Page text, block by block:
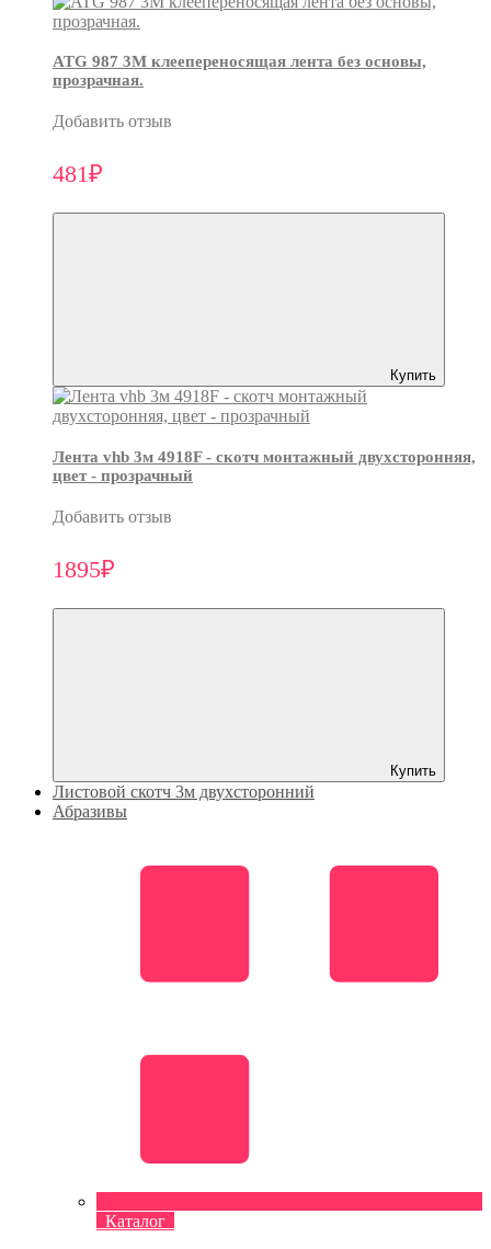
ATG 987 3М клеепереносящая лента без основы,
прозрачная.
Добавить отзыв
481₽
Купить
Лента vhb 3м 4918F - скотч монтажный двухсторонняя,
цвет - прозрачный
Добавить отзыв
1895₽
Купить
Листовой скотч 3м двухсторонний
Абразивы
Каталог